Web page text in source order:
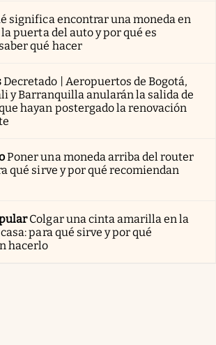
significa encontrar una moneda en
puerta del auto y por qué es
qué hacer
Decretado | Aeropuertos de Bogotá,
y Barranquilla anularán la salida de
hayan postergado la renovación
Poner una moneda arriba del router
qué sirve y por qué recomiendan
Colgar una cinta amarilla en la
para qué sirve y por qué
hacerlo